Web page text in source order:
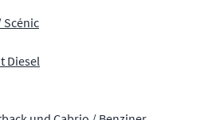
Scénic
Diesel